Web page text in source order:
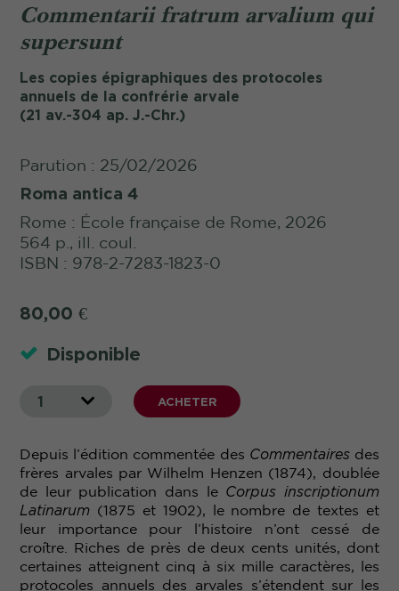
Commentarii fratrum arvalium qui
supersunt
Les copies épigraphiques des protocoles
annuels de la confrérie arvale
(21 av.-304 ap. J.-Chr.)
Parution : 25/02/2026
Roma antica 4
Rome : École française de Rome, 2026
564 p., ill. coul.
ISBN : 978-2-7283-1823-0
80,00 €
Disponible
1 ACHETER
Depuis l’édition commentée des Commentairesdes
frères arvales par Wilhelm Henzen (1874), doublée
de leur publication dans le Corpus inscriptionum
Latinarum (1875 et 1902), le nombre de textes et
leur importance pour l’histoire n’ont cessé de
croître. Riches de près de deux cents unités, dont
certaines atteignent cinq à six mille caractères, les
protocoles annuels des arvales s’étendent sur les